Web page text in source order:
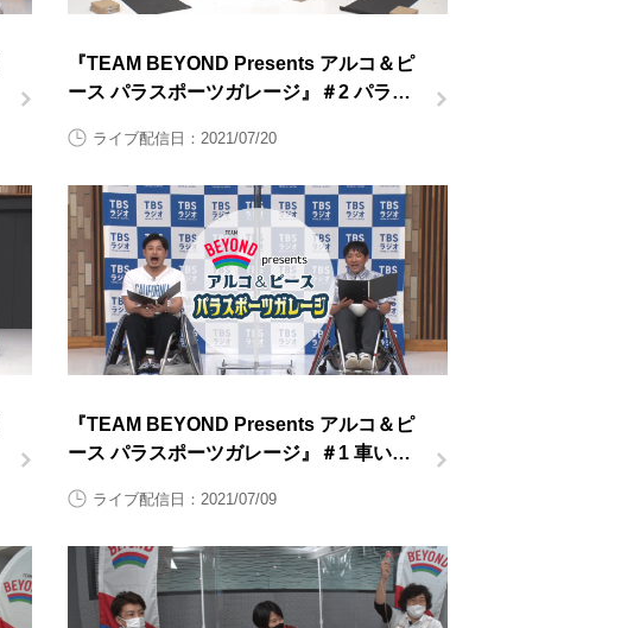
『TEAM BEYOND Presents アルコ＆ピ
ース パラスポーツガレージ』＃2 パラ陸
ライブ配信日：2021/07/20
『TEAM BEYOND Presents アルコ＆ピ
ース パラスポーツガレージ』＃1 車いす
ライブ配信日：2021/07/09